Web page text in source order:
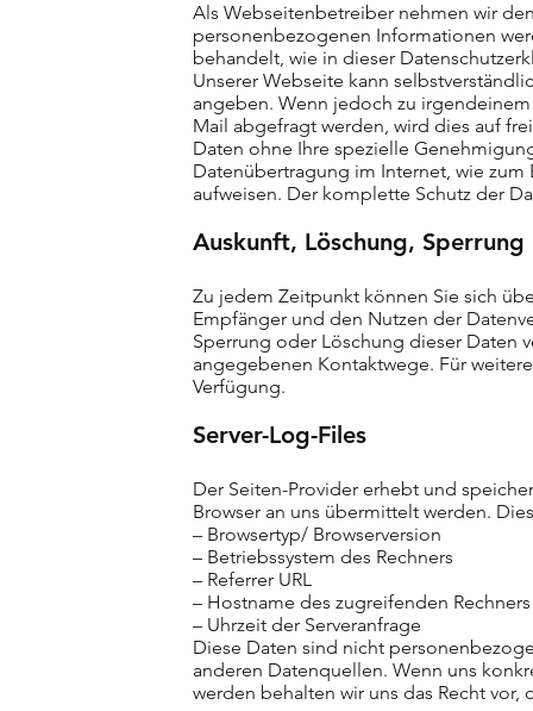
Als Webseitenbetreiber nehmen wir
personenbezogenen Informationen
behandelt, wie in dieser
Unserer Webseite kann
angeben. Wenn jedoch zu
Mail abgefragt werden, wird dies auf
Daten ohne Ihre spezielle
Datenübertragung im Internet, wie
aufweisen. Der komplette Schutz der
Auskunft, Löschung, Sperrung
Zu jedem Zeitpunkt können Sie sich
Empfänger und den Nutzen der
Sperrung oder Löschung dieser Daten
angegebenen Kontaktwege. Für
Verfügung.
Server-Log-Files
Der Seiten-Provider erhebt und
Browser an uns übermittelt werden.
– Browsertyp/ Browserversion
– Betriebssystem des Rechners
– Referrer URL
– Hostname des zugreifenden Rechners
– Uhrzeit der Serveranfrage
Diese Daten sind nicht
anderen Datenquellen. Wenn uns
werden behalten wir uns das Recht